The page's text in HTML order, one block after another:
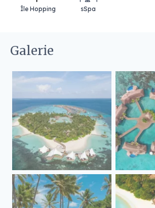
Île Hopping sSpa
Galerie